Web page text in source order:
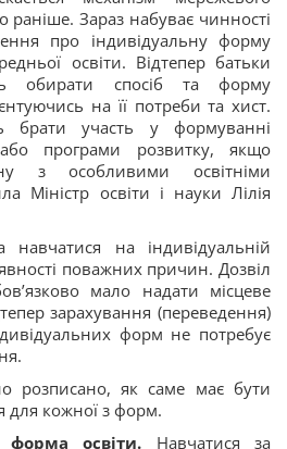
раніше. Зараз набуває чинності
про індивідуальну форму
освіти. Відтепер батьки
обирати спосіб та форму
на її потреби та хист.
брати участь у формуванні
програми розвитку, якщо
з особливими освітніми
Міністр освіти і науки Лілія
на індивідуальній
поважних причин. Дозвіл
мало надати місцеве
зарахування (переведення)
форм не потребує
розписано, як саме має бути
для кожної з форм.
освіти. Навчатися за